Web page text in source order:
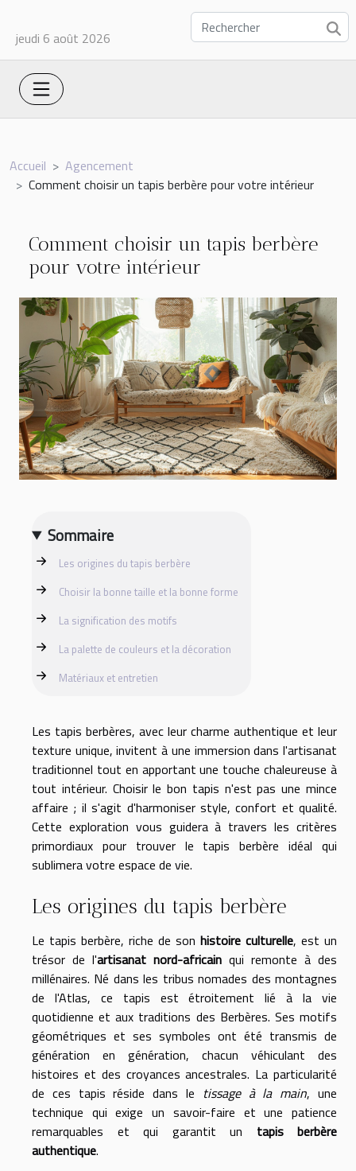
jeudi 6 août 2026
Accueil
Agencement
Comment choisir un tapis berbère pour votre intérieur
Comment choisir un tapis berbère
pour votre intérieur
Sommaire
Les origines du tapis berbère
Choisir la bonne taille et la bonne forme
La signification des motifs
La palette de couleurs et la décoration
Matériaux et entretien
Les tapis berbères, avec leur charme authentique et leur
texture unique, invitent à une immersion dans l'artisanat
traditionnel tout en apportant une touche chaleureuse à
tout intérieur. Choisir le bon tapis n'est pas une mince
affaire ; il s'agit d'harmoniser style, confort et qualité.
Cette exploration vous guidera à travers les critères
primordiaux pour trouver le tapis berbère idéal qui
sublimera votre espace de vie.
Les origines du tapis berbère
Le tapis berbère, riche de son histoire culturelle, est un
trésor de l'artisanat nord-africain qui remonte à des
millénaires. Né dans les tribus nomades des montagnes
de l'Atlas, ce tapis est étroitement lié à la vie
quotidienne et aux traditions des Berbères. Ses motifs
géométriques et ses symboles ont été transmis de
génération en génération, chacun véhiculant des
histoires et des croyances ancestrales. La particularité
de ces tapis réside dans le tissage à la main, une
technique qui exige un savoir-faire et une patience
remarquables et qui garantit un tapis berbère
authentique.